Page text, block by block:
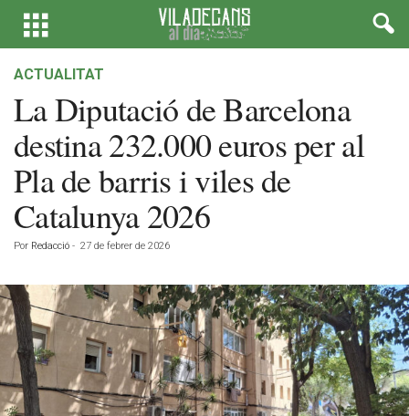
ACTUALITAT
La Diputació de Barcelona
destina 232.000 euros per al
Pla de barris i viles de
Catalunya 2026
Por Redacció - 27 de febrer de 2026